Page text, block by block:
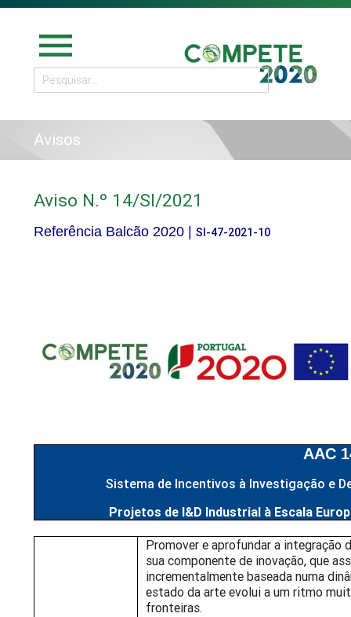
menu
Avisos
Aviso N.º 14/SI/2021
Referência Balcão 2020 |SI-47-2021-10
AAC
Sistema de Incentivos à Investigação e
Projetos de I&D Industrial à Escala
Promover e aprofundar a integração
sua componente de inovação, que
incrementalmente baseada numa
estado da arte evolui a um ritmo
fronteiras.